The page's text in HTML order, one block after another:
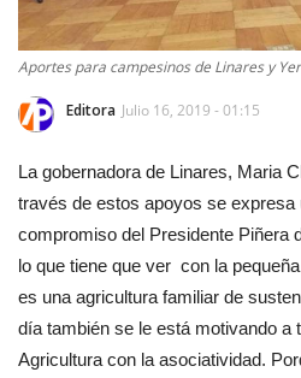
Aportes para campesinos de Linares y
Editora Julio 16, 2019 - 01:15
La gobernadora de Linares, Maria
través de estos apoyos se expresa
compromiso del Presidente Piñera
lo que tiene que ver con la
es una agricultura familiar de
día también se le está motivando a
Agricultura con la asociatividad.